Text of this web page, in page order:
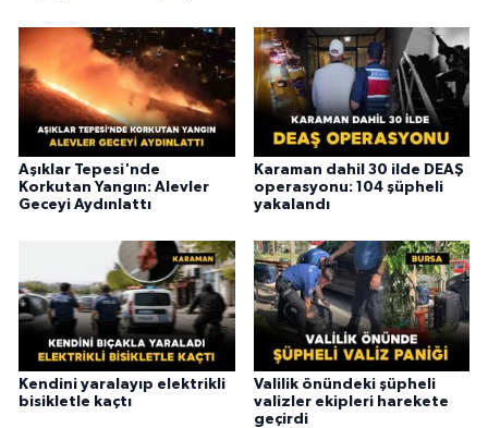
Aşıklar Tepesi'nde
Korkutan Yangın: Alevler
Geceyi Aydınlattı
Karaman dahil 30 ilde DEAŞ
operasyonu: 104 şüpheli
yakalandı
Kendini yaralayıp elektrikli
bisikletle kaçtı
Valilik önündeki şüpheli
valizler ekipleri harekete
geçirdi